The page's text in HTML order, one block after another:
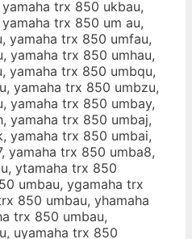
trx 850 ukbau,
trx 850 um au,
yamaha trx 850 umfau,
yamaha trx 850 umhau,
yamaha trx 850 umbqu,
yamaha trx 850 umbzu,
yamaha trx 850 umbay,
yamaha trx 850 umbaj,
yamaha trx 850 umbai,
yamaha trx 850 umba8,
ytamaha trx 850
umbau, ygamaha trx
850 umbau, yhamaha
trx 850 umbau,
uyamaha trx 850